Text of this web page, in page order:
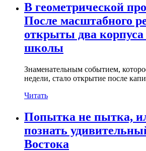
В геометрической
После масштабного
открыты два
школы
Знаменательным событием,
недели, стало открытие после
Читать
Попытка не пытка,
познать
Востока